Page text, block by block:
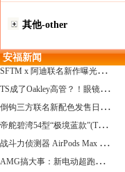
其他-other
安福新闻
S
FTM x 阿迪联名新作曝光，「超薄底」风格才是今年最大黑马？
T
S成了Oakley高管？！眼镜圈要变天了
倒
钩三方联名新配色发售日确认，Travis Scott x Chase B 即将登场！
帝
舵碧湾54型“极境蓝款”(TUDOR Black Bay 54)
战
斗力侦测器 AirPods Max 保护壳？？ 龙珠Z x CASETiFY 联名系列发布
A
MG搞大事：新电动超跑模拟V8声浪